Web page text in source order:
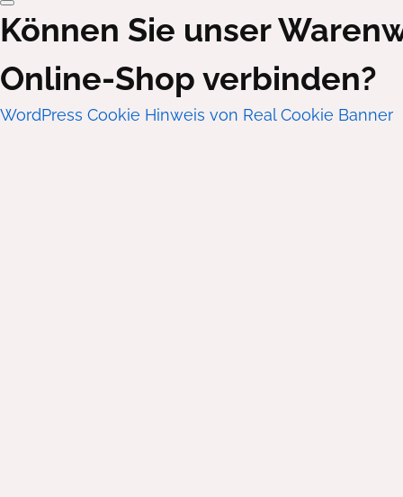
Können Sie unser
Online-Shop verbinden?
WordPress Cookie Hinweis von Real Cookie Banner